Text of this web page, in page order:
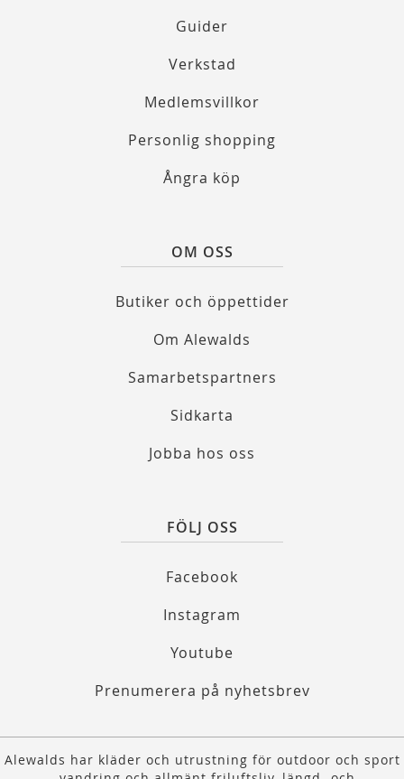
Guider
Verkstad
Medlemsvillkor
Personlig shopping
Ångra köp
OM OSS
Butiker och öppettider
Om Alewalds
Samarbetspartners
Sidkarta
Jobba hos oss
FÖLJ OSS
Facebook
Instagram
Youtube
Prenumerera på nyhetsbrev
Alewalds har kläder och utrustning för outdoor och sport